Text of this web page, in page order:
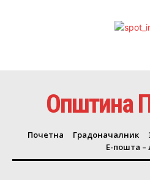
Општина
Почетна Градоначалник
Е-пошта –